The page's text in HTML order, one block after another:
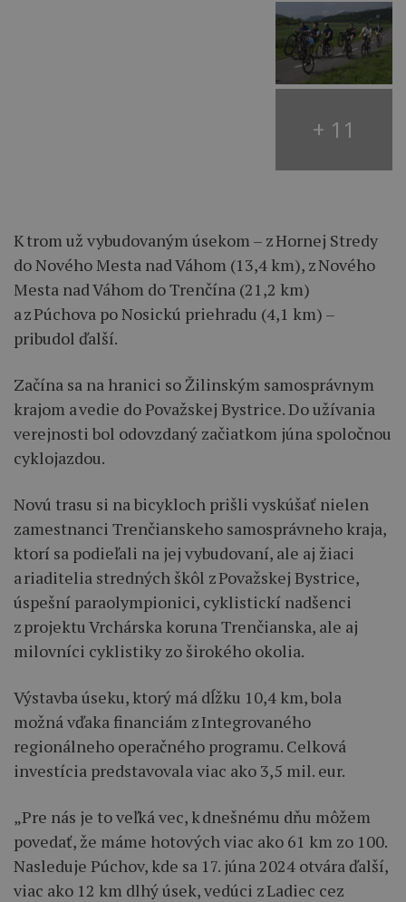
+ 11
K trom už vybudovaným úsekom – z Hornej Stredy
do Nového Mesta nad Váhom (13,4 km), z Nového
Mesta nad Váhom do Trenčína (21,2 km)
a z Púchova po Nosickú priehradu (4,1 km) –
pribudol ďalší.
Začína sa na hranici so Žilinským samosprávnym
krajom a vedie do Považskej Bystrice. Do užívania
verejnosti bol odovzdaný začiatkom júna spoločnou
cyklojazdou.
Novú trasu si na bicykloch prišli vyskúšať nielen
zamestnanci Trenčianskeho samosprávneho kraja,
ktorí sa podieľali na jej vybudovaní, ale aj žiaci
a riaditelia stredných škôl z Považskej Bystrice,
úspešní paraolympionici, cyklistickí nadšenci
z projektu Vrchárska koruna Trenčianska, ale aj
milovníci cyklistiky zo širokého okolia.
Výstavba úseku, ktorý má dĺžku 10,4 km, bola
možná vďaka financiám z Integrovaného
regionálneho operačného programu. Celková
investícia predstavovala viac ako 3,5 mil. eur.
„Pre nás je to veľká vec, k dnešnému dňu môžem
povedať, že máme hotových viac ako 61 km zo 100.
Nasleduje Púchov, kde sa 17. júna 2024 otvára ďalší,
viac ako 12 km dlhý úsek, vedúci z Ladiec cez